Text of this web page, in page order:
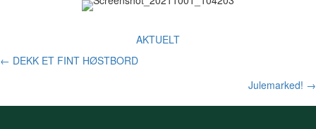
AKTUELT
Posts
← DEKK ET FINT HØSTBORD
Julemarked! →